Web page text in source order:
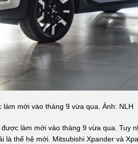
mới vào tháng 9 vừa qua. Ảnh: NLH
làm mới vào tháng 9 vừa qua. Tuy
là thế hệ mới. Mitsubishi Xpander và